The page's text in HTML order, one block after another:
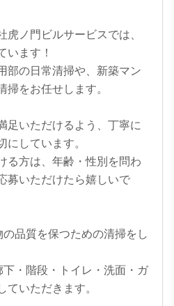
ノ門ビルサービスでは、
います！
部の日常清掃や、新築マン
をお任せします。
足いただけるよう、丁寧に
しています。
る方は、年齢・性別を問わ
募いただけたら嬉しいで
品質を保つための清掃をし
・階段・トイレ・洗面・ガ
いただきます。